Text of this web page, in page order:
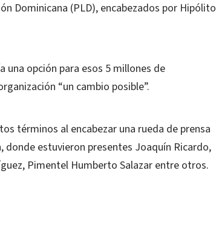
Dominicana (PLD), encabezados por Hipólito
una opción para esos 5 millones de
“un cambio posible”.
términos al encabezar una rueda de prensa
donde estuvieron presentes Joaquín Ricardo,
Pimentel Humberto Salazar entre otros.